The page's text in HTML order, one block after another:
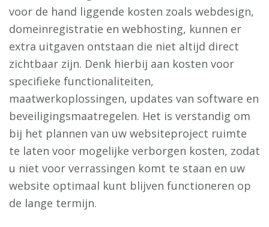
voor de hand liggende kosten zoals webdesign,
domeinregistratie en webhosting, kunnen er
extra uitgaven ontstaan die niet altijd direct
zichtbaar zijn. Denk hierbij aan kosten voor
specifieke functionaliteiten,
maatwerkoplossingen, updates van software en
beveiligingsmaatregelen. Het is verstandig om
bij het plannen van uw websiteproject ruimte
te laten voor mogelijke verborgen kosten, zodat
u niet voor verrassingen komt te staan en uw
website optimaal kunt blijven functioneren op
de lange termijn.